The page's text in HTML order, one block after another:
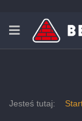
Jesteś tutaj: